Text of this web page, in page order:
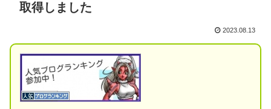
取得しました
2023.08.13